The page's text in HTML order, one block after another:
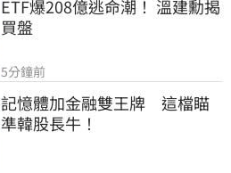
ETF爆208億逃命潮！ 溫建勳揭
買盤
5分鐘前
記憶體加金融雙王牌　這檔瞄
準韓股長牛！